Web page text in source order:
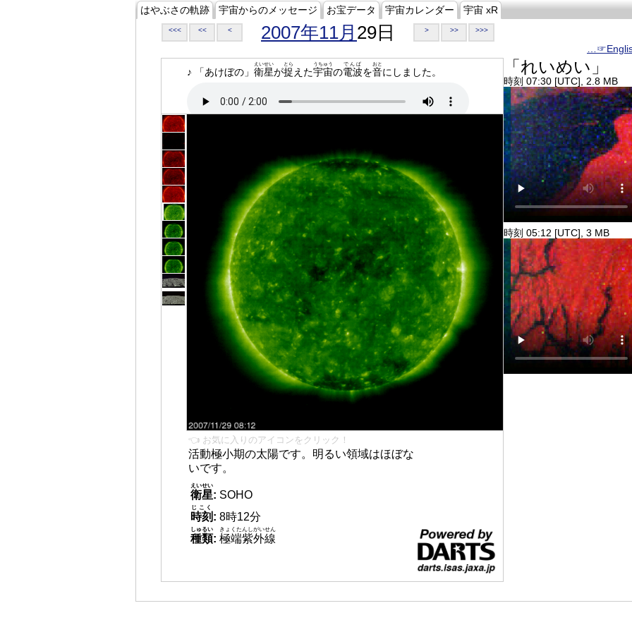
はやぶさの軌跡 宇宙からのメッセージ お宝データ 宇宙カレンダー 宇宙 xR
<<< << < 2007年11月 29日 > >> >>>
♪ 「あけぼの」 衛星
えいせい
が捉
とら
えた宇宙
うちゅう
の電波
でんぱ
を音
おと
にしました。
👈 お気に入りのアイコンをクリック！
活動極小期の太陽です。明るい領域はほぼな
いです。
衛星
えいせい
: SOHO
時刻
じこく
: 8時12分
種類
しゅるい
: 極端紫外線
きょくたんしがいせん
「れいめい」
時刻 07:30 [UTC], 2.8 MB
時刻 05:12 [UTC], 3 MB